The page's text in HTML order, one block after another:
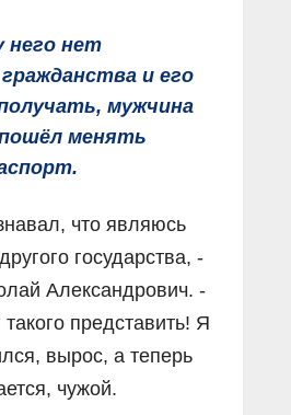
него нет
и его
мужчина
пошёл менять
что являюсь
государства, -
Александрович. -
представить! Я
вырос, а теперь
чужой.